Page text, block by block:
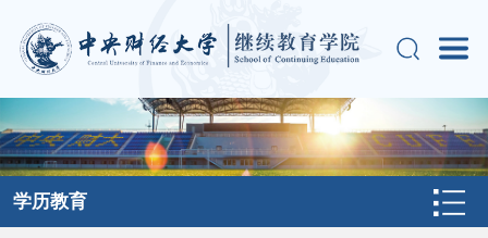
学历教育